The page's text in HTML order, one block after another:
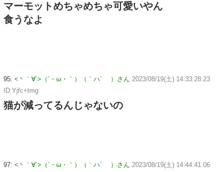
マーモットめちゃめちゃ可愛いやん
食うなよ
95: <丶｀∀´>（´・ω・｀）（｀ハ´ ）さん 2023/08/19(土) 14:33:28.23
ID:Yjfc+tmg
猫が減ってるんじゃないの
97: <丶｀∀´>（´・ω・｀）（｀ハ´ ）さん 2023/08/19(土) 14:44:41.06